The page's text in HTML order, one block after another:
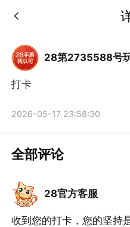
28第2735588号
打卡
2026-05-17 23:58:30
全部评论
28官方客服
收到您的打卡，您的坚持